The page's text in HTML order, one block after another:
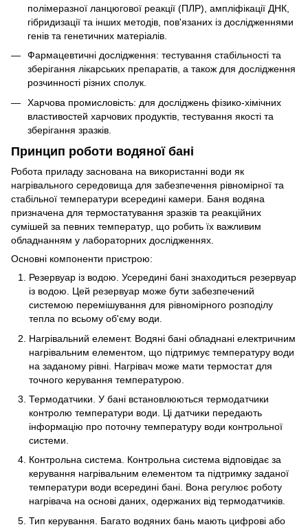
полімеразної ланцюгової реакції (ПЛР), ампліфікації ДНК,
гібридизації та інших методів, пов'язаних із дослідженнями
генів та генетичних матеріалів.
Фармацевтичні дослідження: тестування стабільності та
зберігання лікарських препаратів, а також для дослідження
розчинності різних сполук.
Харчова промисловість: для досліджень фізико-хімічних
властивостей харчових продуктів, тестування якості та
зберігання зразків.
Принцип роботи водяної бані
Робота приладу заснована на використанні води як
нагрівального середовища для забезпечення рівномірної та
стабільної температури всередині камери. Баня водяна
призначена для термостатування зразків та реакційних
сумішей за певних температур, що робить їх важливим
обладнанням у лабораторних дослідженнях.
Основні компоненти пристрою:
Резервуар із водою. Усередині бані знаходиться резервуар
із водою. Цей резервуар може бути забезпечений
системою перемішування для рівномірного розподілу
тепла по всьому об'єму води.
Нагрівальний елемент. Водяні бані обладнані електричним
нагрівальним елементом, що підтримує температуру води
на заданому рівні. Нагрівач може мати термостат для
точного керування температурою.
Термодатчики. У бані встановлюються термодатчики
контролю температури води. Ці датчики передають
інформацію про поточну температуру води контрольної
системи.
Контрольна система. Контрольна система відповідає за
керування нагрівальним елементом та підтримку заданої
температури води всередині бані. Вона регулює роботу
нагрівача на основі даних, одержаних від термодатчиків.
Тип керування. Багато водяних бань мають цифрові або